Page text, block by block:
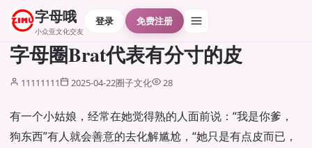
字母哦
小众亚文化交友
登录 免费注册
字母圈Brat代表有分寸的皮
11111111 2025-04-22圈子文化 28
有一个小姑娘，经常在她觉得熟的人面前说：“我是你爹，
狗东西”有人就会善意的去化解尴尬，“她只是有点皮而已，